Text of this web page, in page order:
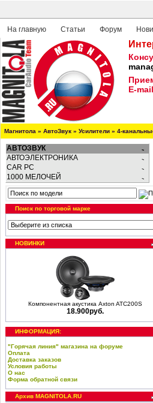
На главную Статьи Форум
E-
Магнитола » АвтоЗвук » Усилители » 4-
АВТОЗВУК
АВТОЭЛЕКТРОНИКА
CAR PC
1000 МЕЛОЧЕЙ
Поиск по торговой марке
НОВИНКИ
Компонентная акустика Axton ATC200S
18.900руб.
ИНФОРМАЦИЯ:
"Горячая линия" магазина на форуме
Оплата
Доставка заказов
Условия работы
О нас
Форма обратной связи
Архив MAGNITOLA.RU